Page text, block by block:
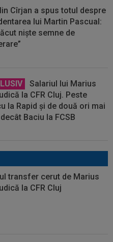
Cîrjan a spus totul despre
lui Martin Pascual:
niște semne de
Salariul lui Marius
la CFR Cluj. Peste
la Rapid și de două ori mai
Baciu la FCSB
transfer cerut de Marius
la CFR Cluj